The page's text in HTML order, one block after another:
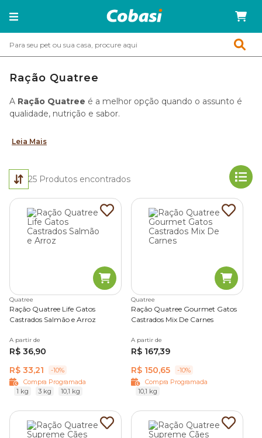
Ração Quatree
A Ração Quatree é a melhor opção quando o assunto é
qualidade, nutrição e sabor.
Leia Mais
25 Produtos encontrados
Quatree
Ração Quatree Life Gatos
Castrados Salmão e Arroz
A partir de
R$ 36,90
R$ 33,21
-10%
Compra Programada
1 kg
3 kg 10,1 kg
Quatree
Ração Quatree Gourmet Gatos
Castrados Mix De Carnes
A partir de
R$ 167,39
R$ 150,65
-10%
Compra Programada
10,1 kg